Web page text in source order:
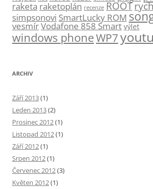
raketa raketoplán recenze ROOT
simpsonovi SmartLucky ROM
vesmírVodafone 858 Smart výlet
windows phoneWP7
ARCHIV
Září 2013(1)
Leden 2013(2)
Prosinec 2012(1)
Listopad 2012(1)
Září 2012(1)
Srpen 2012(1)
Červenec 2012(3)
Květen 2012(1)